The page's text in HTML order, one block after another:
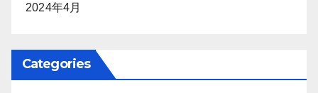
2024年4月
Categories